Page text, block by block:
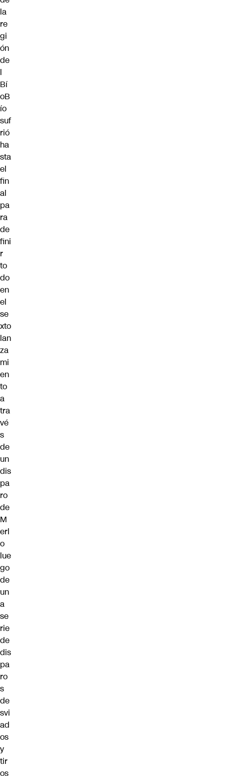
la
re
gi
ón
de
l
Bí
oB
ío
suf
rió
ha
sta
el
fin
al
pa
ra
de
fini
r
to
do
en
el
se
xto
lan
za
mi
en
to
a
tra
vé
s
de
un
dis
pa
ro
de
M
erl
o
lue
go
de
un
a
se
rie
de
dis
pa
ro
s
de
svi
ad
os
y
tir
os